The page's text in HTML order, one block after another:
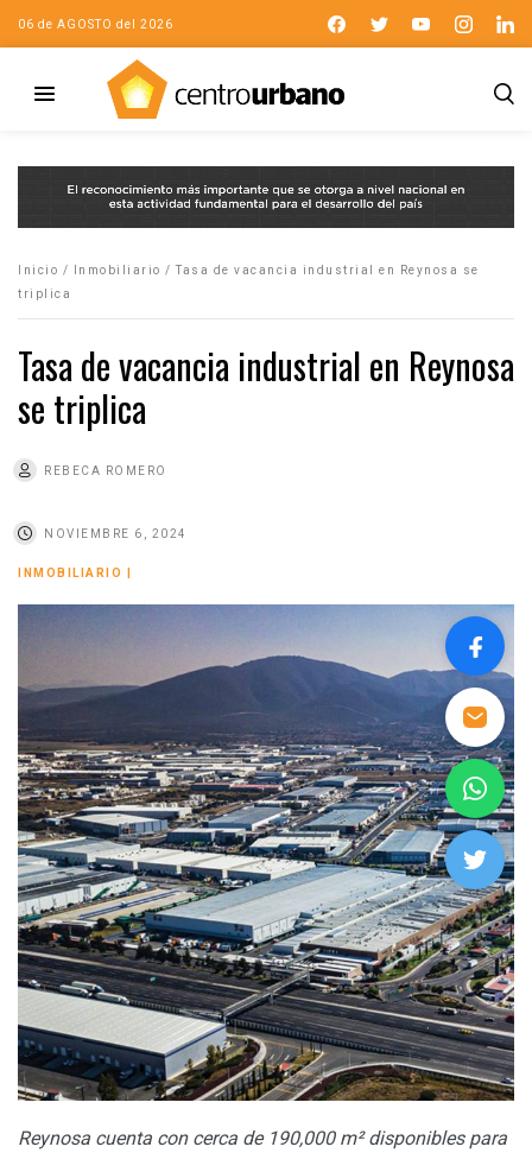
06 de AGOSTO del 2026
Inicio / Inmobiliario /Tasa de vacancia industrial en Reynosa se
triplica
Tasa de vacancia industrial en Reynosa
se triplica
REBECA ROMERO
NOVIEMBRE 6, 2024
INMOBILIARIO
Reynosa cuenta con cerca de 190,000 m² disponibles para